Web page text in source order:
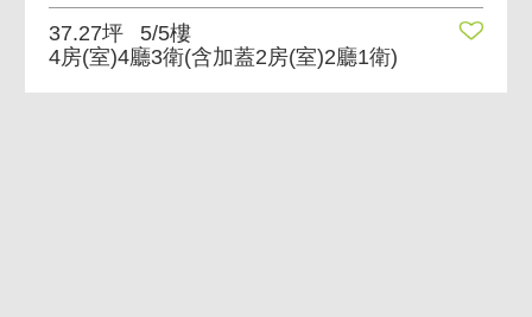
37.27坪
5/5樓
4房(室)4廳3衛(含加蓋2房(室)2廳1衛)